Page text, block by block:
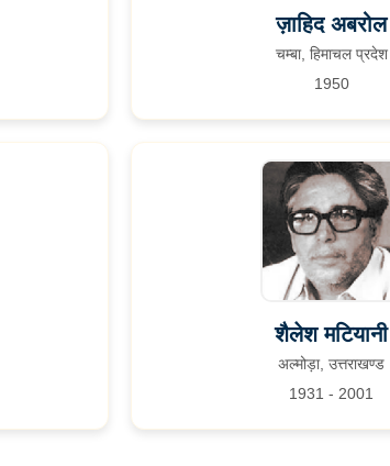
ज़ाहिद अबरोल
चम्बा, हिमाचल प्रदेश
1950
शैलेश मटियानी
अल्मोड़ा, उत्तराखण्ड
1931 - 2001